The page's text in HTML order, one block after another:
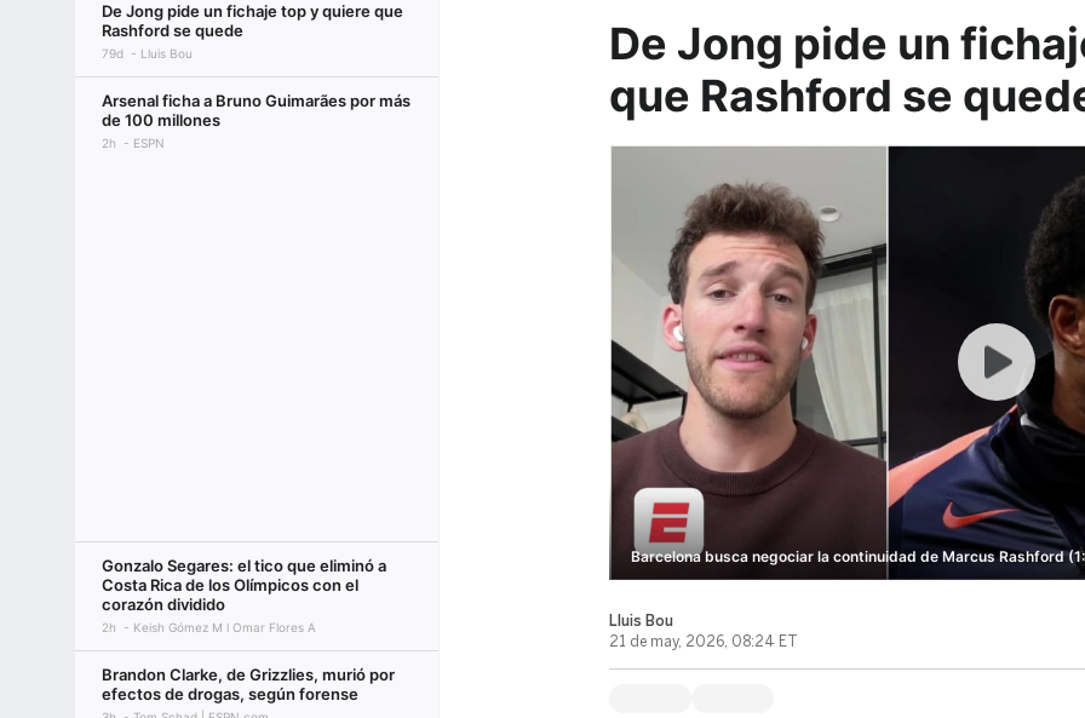
De Jong pide un fichaje top y quiere que
Rashford se quede
79d Lluis Bou
Arsenal ficha a Bruno Guimarães por más
de 100 millones
2h ESPN
Gonzalo Segares: el tico que eliminó a
Costa Rica de los Olímpicos con el
corazón dividido
2h Keish Gómez M l Omar Flores A
Brandon Clarke, de Grizzlies, murió por
efectos de drogas, según forense
De Jong pide un
que Rashford se
Barcelona busca negociar la continuidad de Marcus Rashford
Lluis Bou
21 de may, 2026, 08:24 ET